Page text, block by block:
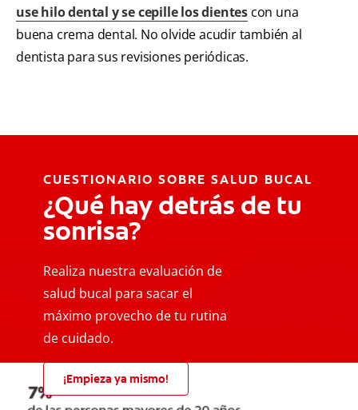
use hilo dental y se cepille los dientes con una
buena crema dental. No olvide acudir también al
dentista para sus revisiones periódicas.
CUESTIONARIO SOBRE SALUD BUCAL
¿Qué hay detrás de tu
sonrisa?
Realiza nuestra evaluación de
salud bucal para sacar el
máximo provecho de tu rutina
de cuidado.
¡Empieza ya mismo!